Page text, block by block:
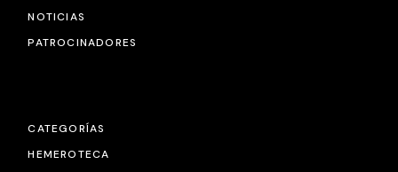
NOTICIAS
PATROCINADORES
CATEGORÍAS
HEMEROTECA